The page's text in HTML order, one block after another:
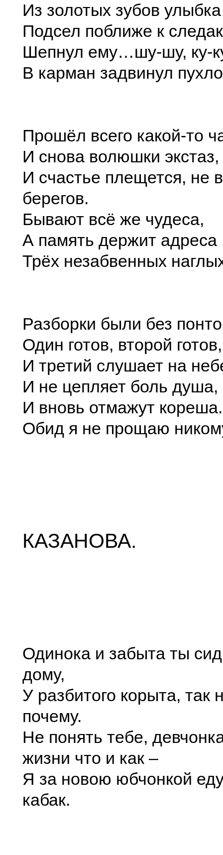
Из золотых зубов улыбка
Подсел поближе к
Шепнул ему…шу-шу, ку-
В карман задвинул
Прошёл всего какой-то
И снова волюшки экстаз,
И счастье плещется, не
берегов.
Бывают всё же чудеса,
А память держит адреса
Трёх незабвенных
Разборки были без
Один готов, второй готов,
И третий слушает на
И не цепляет боль душа,
И вновь отмажут кореша.
Обид я не прощаю
КАЗАНОВА.
Одинока и забыта ты
дому,
У разбитого корыта, так
почему.
Не понять тебе,
жизни что и как –
Я за новою юбчонкой
кабак.